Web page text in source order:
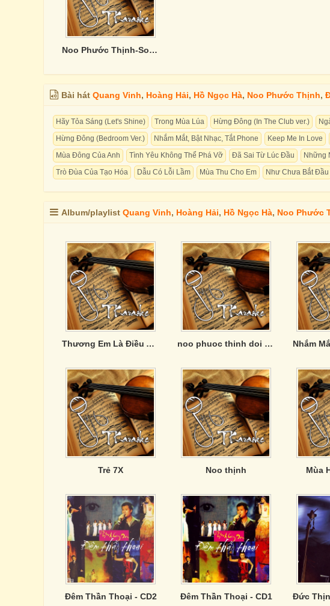
Noo Phước Thịnh-Song Ca Hay Nhất
Bài hát Quang Vinh, Hoàng Hải, Hồ Ngọc Hà, Noo Phước Thịnh,
Hãy Tỏa Sáng (Let's Shine) Trong Mùa Lúa Hừng Đông (In The Club ver.)
Hừng Đông (Bedroom Ver.)
Nhắm Mắt, Bật Nhạc, Tắt Phone Keep Me In Love
Mùa Đông Của Anh
Tình Yêu Không Thể Phá Vỡ Đã Sai Từ Lúc Đầu Những
Trò Đùa Của Tạo Hóa
Dẫu Có Lỗi Lầm Mùa Thu Cho Em Như Chưa Bắt Đầu
Album/playlist Quang Vinh, Hoàng Hải, Hồ Ngọc Hà, Noo Phước
Thương Em Là Điều Anh Không Thể Ngờ noo phuoc thinh doi thay
Trẻ 7X Noo thịnh Mùa
Đêm Thần Thoại - CD2 Đêm Thần Thoại - CD1